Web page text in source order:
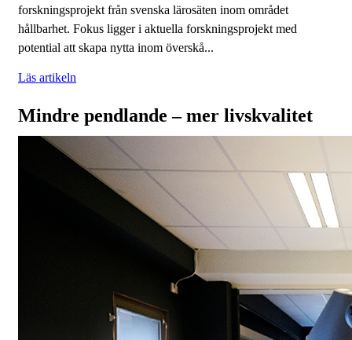
forskningsprojekt från svenska lärosäten inom området
hållbarhet. Fokus ligger i aktuella forskningsprojekt med
potential att skapa nytta inom överskå...
Läs artikeln
Mindre pendlande – mer livskvalitet